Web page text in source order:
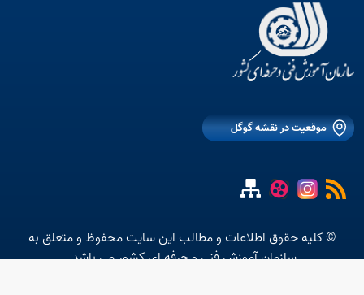
موقعیت در نقشه گوگل
© کلیه حقوق اطلاعات و مطالب این سایت محفوظ و متعلق به
سازمان آموزش فنی و حرفه ای کشور می باشد.